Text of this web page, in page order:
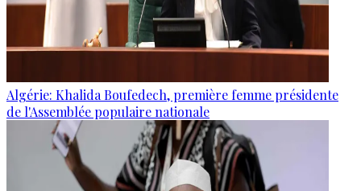
Algérie: Khalida Boufedech, première femme présidente
de l'Assemblée populaire nationale